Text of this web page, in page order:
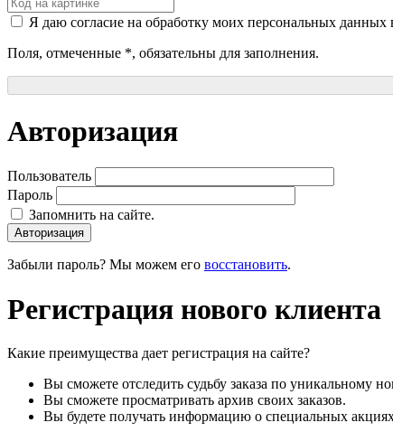
Я даю согласие на обработку моих персональных данных
Поля, отмеченные *, обязательны для заполнения.
Авторизация
Пользователь
Пароль
Запомнить на сайте.
Авторизация
Забыли пароль? Мы можем его восстановить.
Регистрация нового клиента
Какие преимущества дает регистрация на сайте?
Вы сможете отследить судьбу заказа по уникальному
Вы сможете просматривать архив своих заказов.
Вы будете получать информацию о специальных